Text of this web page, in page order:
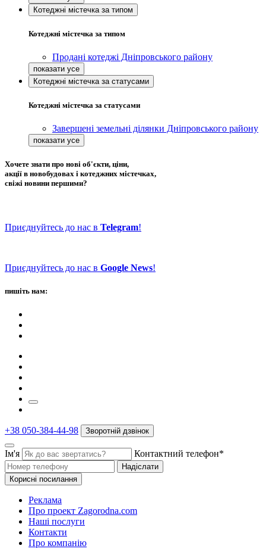
Котеджні містечка за типом
Котеджні містечка за типом
Продані котеджі Дніпровського району
Котеджні містечка за статусами
Котеджні містечка за статусами
Завершені земельні ділянки Дніпровського району
Хочете знати про нові об'єкти, ціни,
акції в новобудовах і котеджних містечках,
свіжі новини першими?
Приєднуйтесь до нас в Telegram!
Приєднуйтесь до нас в Google News!
пишіть нам:
+38 050-384-44-98 Зворотній дзвінок
Ім'я Контактний телефон*
Надіслати
Корисні посилання
Реклама
Про проект Zagorodna.com
Наші послуги
Контакти
Про компанію